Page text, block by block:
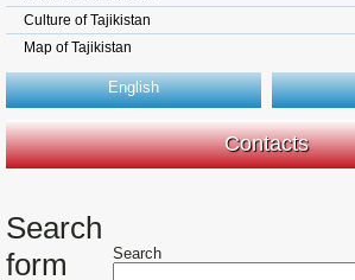
Culture of Tajikistan
Map of Tajikistan
English
Contacts
Search
form
Search